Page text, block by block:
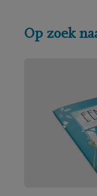
Op zoek